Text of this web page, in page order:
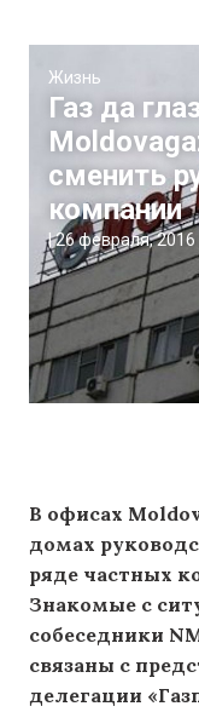
Жизнь
Газ да
сменить
компании
|26 февраля, 2016
В офисах
домах
ряде частных
Знакомые с
собеседники
связаны с
делегации